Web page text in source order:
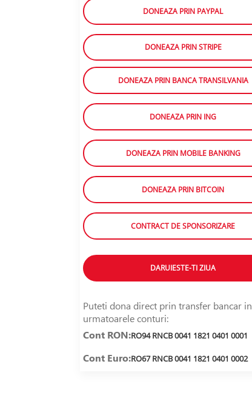
DONEAZA PRIN PAYPAL
DONEAZA PRIN STRIPE
DONEAZA PRIN BANCA TRANSILVANIA
DONEAZA PRIN ING
DONEAZA PRIN MOBILE BANKING
DONEAZA PRIN BITCOIN
CONTRACT DE SPONSORIZARE
DARUIESTE-TI ZIUA
Puteti dona direct prin transfer bancar in
urmatoarele conturi:
Cont RON:RO94 RNCB 0041 1821 0401 0001
Cont Euro:RO67 RNCB 0041 1821 0401 0002